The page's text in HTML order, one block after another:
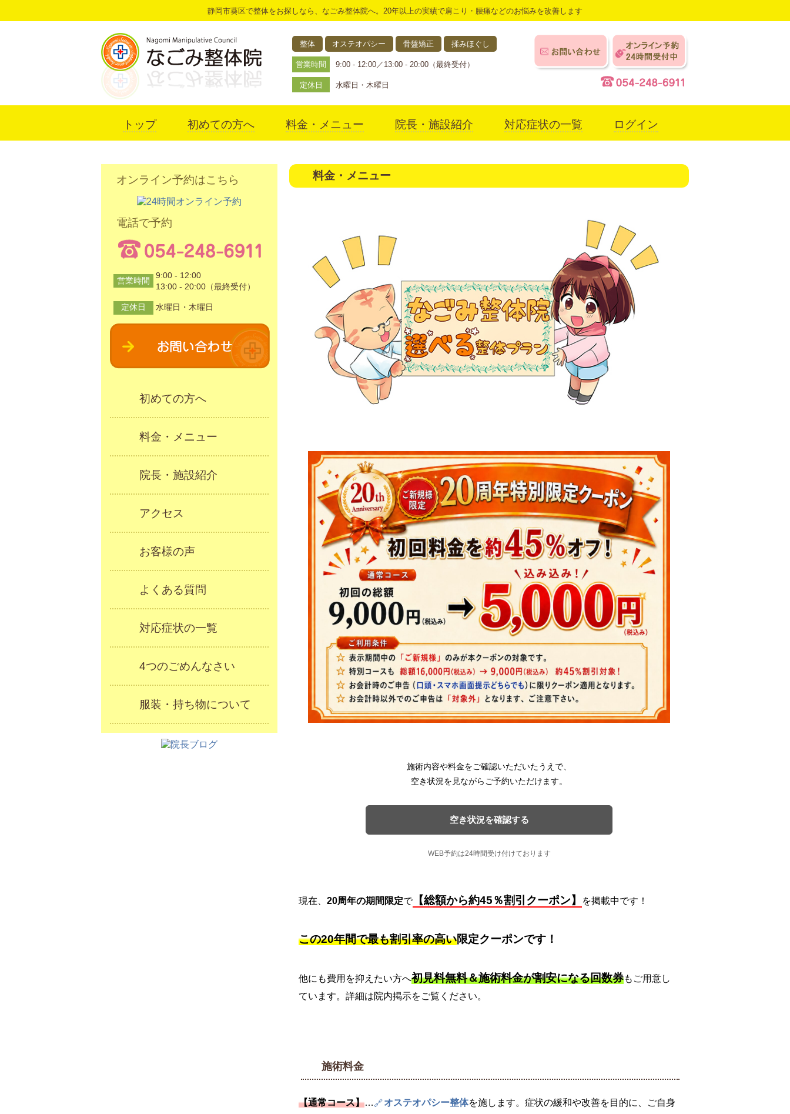
静岡市葵区で整体をお探しなら、なごみ整体院へ。20年以上の実績で肩こり・腰痛などのお悩みを改善します
整体 オステオパシー 骨盤矯正 揉みほぐし
営業時間 9:00 - 12:00／13:00 - 20:00（最終受付）
定休日 水曜日・木曜日
トップ 初めての方へ 料金・メニュー 院長・施設紹介 対応症状の一覧 ログイン
アクセス
料金・メニュー
施術内容や料金をご確認いただいたうえで、
空き状況を見ながらご予約いただけます。
空き状況を確認する
WEB予約は24時間受け付けております
現在、 20周年の期間限定で【総額から約45％割引クーポン】 を掲載中です！
この20年間で最も割引率の高い限定クーポンです！
他にも費用を抑えたい方へ初見料無料＆施術料金が割安になる回数券もご用意し
ています。詳細は院内掲示をご覧ください。
施術料金
【通常コース】… オステオパシー整体を施します。症状の緩和や改善を目的に、ご自身
オンライン予約はこちら
電話で予約
営業時間
9:00 - 12:00
13:00 - 20:00（最終受付）
定休日 水曜日・木曜日
初めての方へ
料金・メニュー
院長・施設紹介
アクセス
お客様の声
よくある質問
対応症状の一覧
4つのごめんなさい
服装・持ち物について